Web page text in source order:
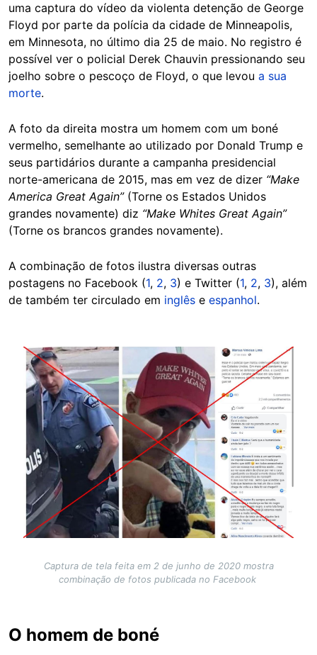
uma captura do vídeo da violenta detenção de George
Floyd por parte da polícia da cidade de Minneapolis,
em Minnesota, no último dia 25 de maio. No registro é
possível ver o policial Derek Chauvin pressionando seu
joelho sobre o pescoço de Floyd, o que levou a sua
morte.
A foto da direita mostra um homem com um boné
vermelho, semelhante ao utilizado por Donald Trump e
seus partidários durante a campanha presidencial
norte-americana de 2015, mas em vez de dizer “Make
America Great Again”(Torne os Estados Unidos
grandes novamente) diz “Make Whites Great Again”
(Torne os brancos grandes novamente).
A combinação de fotos ilustra diversas outras
postagens no Facebook (1, 2, 3) e Twitter (1, 2, 3), além
de também ter circulado em inglês e espanhol.
Image
Captura de tela feita em 2 de junho de 2020 mostra
combinação de fotos publicada no Facebook
O homem de boné